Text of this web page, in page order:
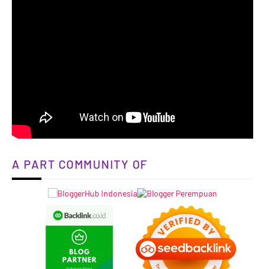
A PART COMMUNITY OF